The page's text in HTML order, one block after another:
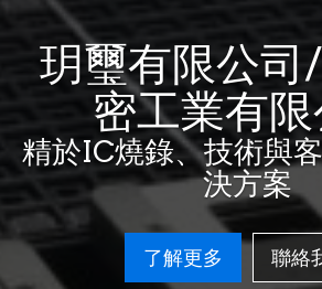
玥璽有限公司
密工業有
精於IC燒錄、技術與
決方案
了解更多 聯絡